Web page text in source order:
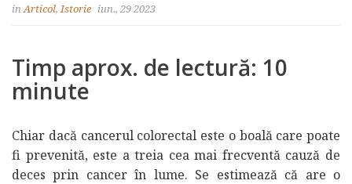
inArticol,Istorie iun., 29 2023
Timp aprox. de lectură: 10
minute
Chiar dacă cancerul colorectal este o boală care poate
fi prevenită, este a treia cea mai frecventă cauză de
deces prin cancer în lume. Se estimează că are o